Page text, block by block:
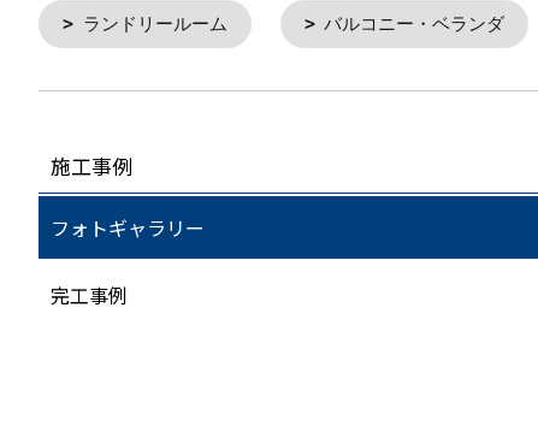
ランドリールーム バルコニー・ベランダ
施工事例
フォトギャラリー
完工事例